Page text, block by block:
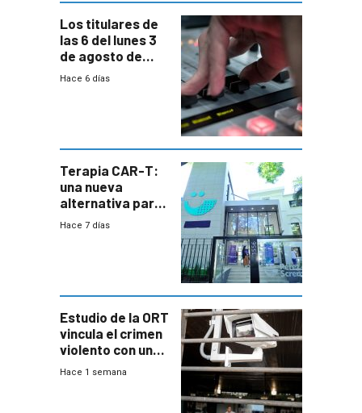
Los titulares de
las 6 del lunes 3
de agosto de
2026
Hace 6 días
Terapia CAR-T:
una nueva
alternativa para
niños y
Hace 7 días
Estudio de la ORT
vincula el crimen
violento con una
menor creación
Hace 1 semana